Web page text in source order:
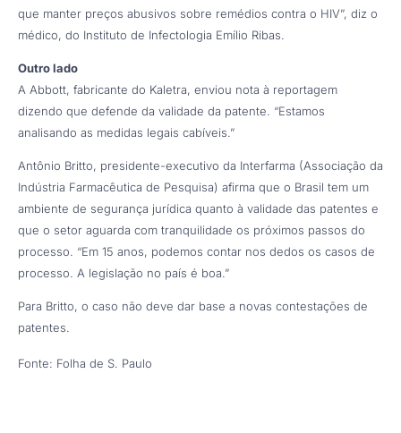
que manter preços abusivos sobre remédios contra o HIV”, diz o
médico, do Instituto de Infectologia Emílio Ribas.
Outro lado
A Abbott, fabricante do Kaletra, enviou nota à reportagem
dizendo que defende da validade da patente. “Estamos
analisando as medidas legais cabíveis.”
Antônio Britto, presidente-executivo da Interfarma (Associação da
Indústria Farmacêutica de Pesquisa) afirma que o Brasil tem um
ambiente de segurança jurídica quanto à validade das patentes e
que o setor aguarda com tranquilidade os próximos passos do
processo. “Em 15 anos, podemos contar nos dedos os casos de
processo. A legislação no país é boa.”
Para Britto, o caso não deve dar base a novas contestações de
patentes.
Fonte: Folha de S. Paulo